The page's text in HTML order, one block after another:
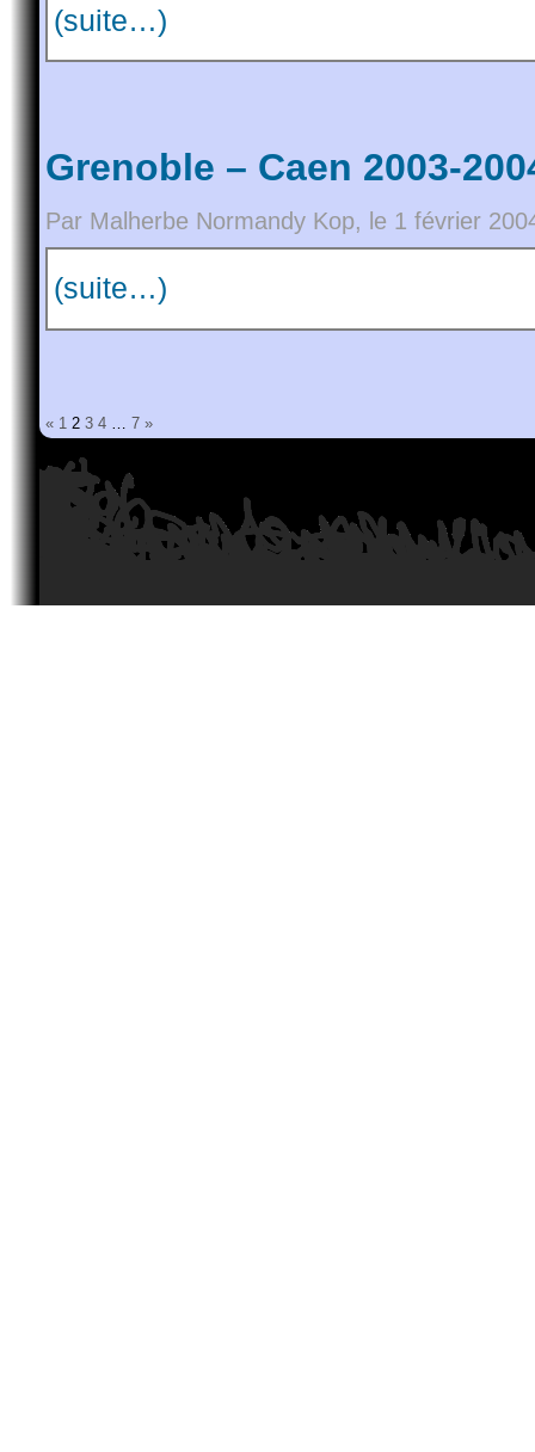
(suite…)
Grenoble – Caen 2003-
Par Malherbe Normandy Kop, le 1 février
(suite…)
« 1 2 3 4 7 »